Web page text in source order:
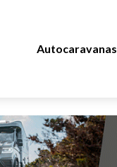
Autocaravanas